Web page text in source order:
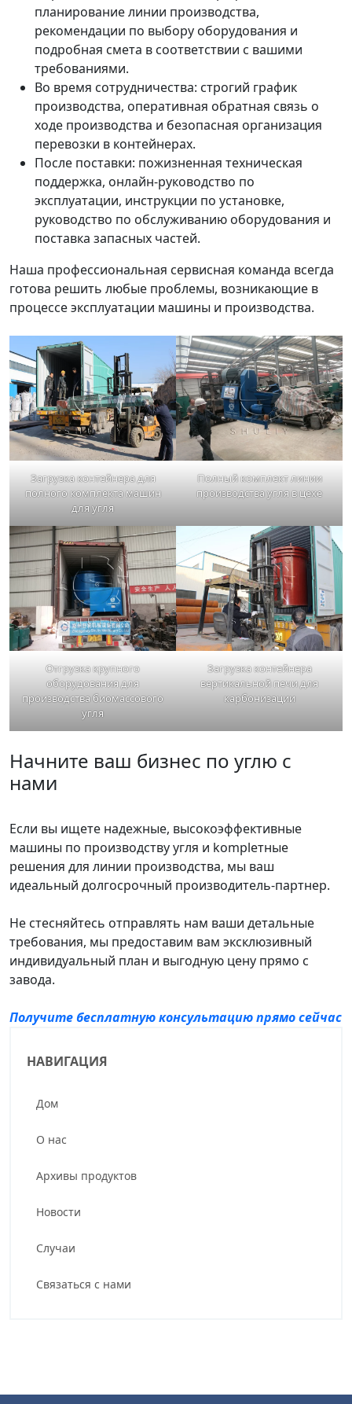
НАВИГАЦИЯ
Дом
О нас
Архивы продуктов
Новости
Случаи
Связаться с нами
планирование линии производства,
рекомендации по выбору оборудования и
подробная смета в соответствии с вашими
требованиями.
Во время сотрудничества: строгий график
производства, оперативная обратная связь о
ходе производства и безопасная организация
перевозки в контейнерах.
После поставки: пожизненная техническая
поддержка, онлайн-руководство по
эксплуатации, инструкции по установке,
руководство по обслуживанию оборудования и
поставка запасных частей.
Наша профессиональная сервисная команда всегда
готова решить любые проблемы, возникающие в
процессе эксплуатации машины и производства.
Загрузка контейнера для
полного комплекта машин
для угля
Полный комплект линии
производства угля в цехе
Отгрузка крупного
оборудования для
производства биомассового
угля
Загрузка контейнера
вертикальной печи для
карбонизации
Начните ваш бизнес по углю с
нами
Если вы ищете надежные, высокоэффективные
машины по производству угля и kompleтные
решения для линии производства, мы ваш
идеальный долгосрочный производитель-партнер.
Не стесняйтесь отправлять нам ваши детальные
требования, мы предоставим вам эксклюзивный
индивидуальный план и выгодную цену прямо с
завода.
Получите бесплатную консультацию прямо сейчас